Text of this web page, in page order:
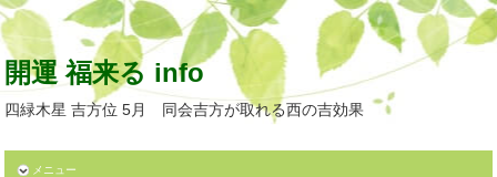
開運 福来る info
四緑木星 吉方位 5月 同会吉方が取れる西の吉効果
メニュー